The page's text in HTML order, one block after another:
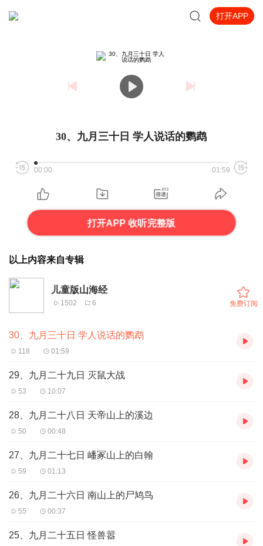
打开APP
30、九月三十日 学人说话的鹦鹉
00:00 01:59
打开APP 收听完整版
以上内容来自专辑
儿童版山海经
1502 6 免费订阅
30、九月三十日 学人说话的鹦鹉
118 01:59
29、九月二十九日 灭鼠大战
53 10:07
28、九月二十八日 天帝山上的溪边
50 00:48
27、九月二十七日 嶓冢山上的白翰
59 01:13
26、九月二十六日 南山上的尸鸠鸟
55 00:37
25、九月二十五日 怪兽嚣